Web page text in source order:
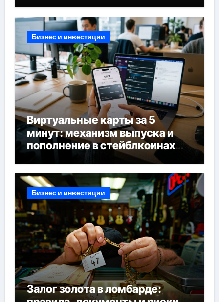
Бизнес и инвестиции
Виртуальные карты за 5
минут: механизм выпуска и
пополнение в стейблкоинах
без банковской верификации
Бизнес и инвестиции
Залог золота в ломбарде: